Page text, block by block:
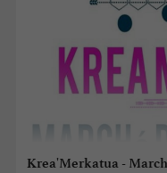
Krea'Merkatua -